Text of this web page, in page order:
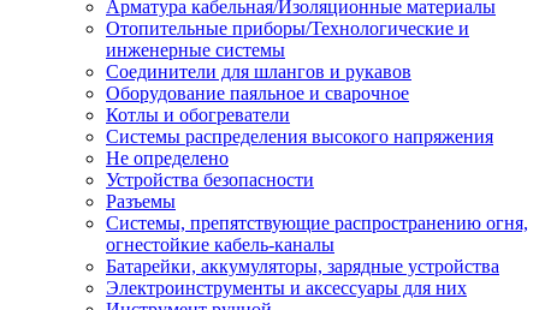
Арматура кабельная/Изоляционные материалы
Отопительные приборы/Технологические и
инженерные системы
Соединители для шлангов и рукавов
Оборудование паяльное и сварочное
Котлы и обогреватели
Системы распределения высокого напряжения
Не определено
Устройства безопасности
Разъемы
Системы, препятствующие распространению огня,
огнестойкие кабель-каналы
Батарейки, аккумуляторы, зарядные устройства
Электроинструменты и аксессуары для них